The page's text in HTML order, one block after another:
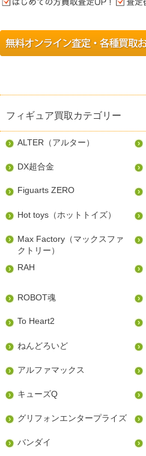
フィギュア買取カテゴリー
ALTER（アルター）
DX超合金
Figuarts ZERO
Hot toys（ホットトイズ）
Max Factory（マックスファ
クトリー）
RAH
ROBOT魂
To Heart2
ねんどろいど
アルファマックス
キューズQ
グリフォンエンタープライズ
バンダイ